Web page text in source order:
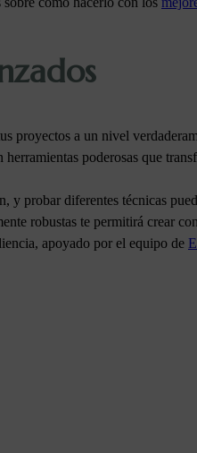
proyectos a un nivel
poderosas que
y probar diferentes técnicas
robustas te permitirá crear
apoyado por el equipo de